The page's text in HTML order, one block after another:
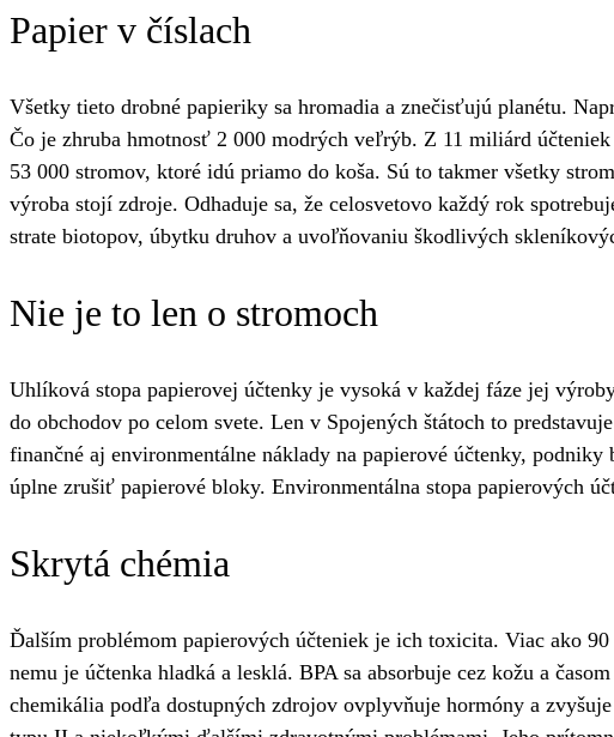
Papier v číslach
Všetky tieto drobné papieriky sa hromadia a znečisťujú planétu.
Čo je zhruba hmotnosť 2 000 modrých veľrýb. Z 11 miliárd
53 000 stromov, ktoré idú priamo do koša. Sú to takmer všetky
výroba stojí zdroje. Odhaduje sa, že celosvetovo každý rok
strate biotopov, úbytku druhov a uvoľňovaniu škodlivých
Nie je to len o stromoch
Uhlíková stopa papierovej účtenky je vysoká v každej fáze jej
do obchodov po celom svete. Len v Spojených štátoch to
finančné aj environmentálne náklady na papierové účtenky,
úplne zrušiť papierové bloky. Environmentálna stopa papierových
Skrytá chémia
Ďalším problémom papierových účteniek je ich toxicita. Viac ako
nemu je účtenka hladká a lesklá. BPA sa absorbuje cez kožu a
chemikália podľa dostupných zdrojov ovplyvňuje hormóny a